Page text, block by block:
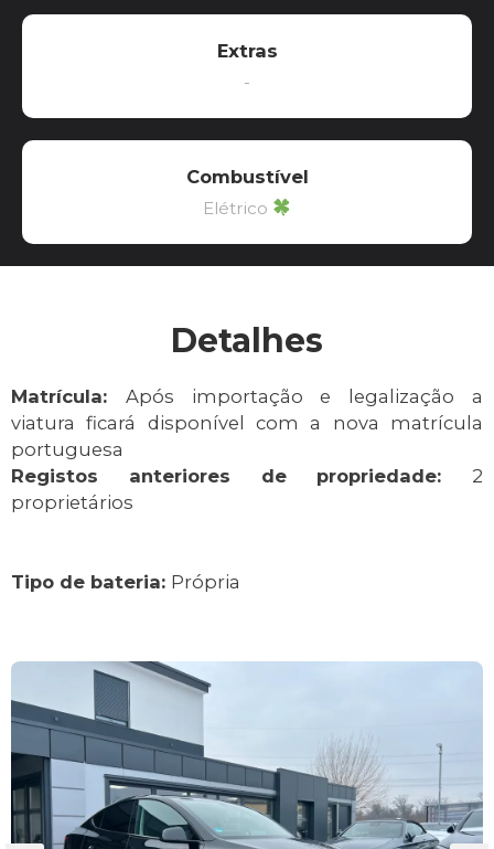
Extras
-
Combustível
Elétrico
Detalhes
Matrícula: Após importação e legalização a
viatura ficará disponível com a nova matrícula
portuguesa
Registos anteriores de propriedade: 2
proprietários
Tipo de bateria: Própria